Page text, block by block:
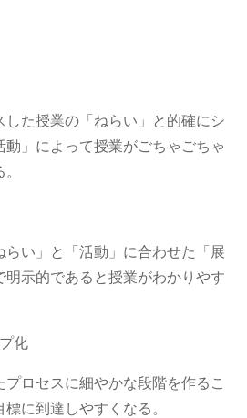
した授業の「ねらい」と的確にシ
動」によって授業がごちゃごちゃ
らい」と「活動」に合わせた「展
明示的であると授業がわかりやす
化
プロセスに細やかな段階を作るこ
に到達しやすくなる。